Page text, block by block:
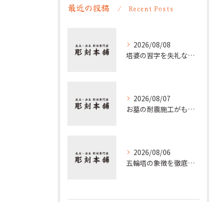
最近の投稿 Recent Posts
2026/08/08
塔婆の習字を失礼なく仕上げる基本と卒塔婆の文字や梵字の意味まで徹底ガイド
2026/08/07
お墓の耐震施工がもたらす家族と供養の安心とその重要性を徹底解説
2026/08/06
五輪塔の象徴を徹底解説 仏教五大や梵字の意味と歴史的背景